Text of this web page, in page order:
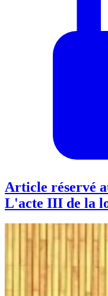
Article réservé
L'acte III de la